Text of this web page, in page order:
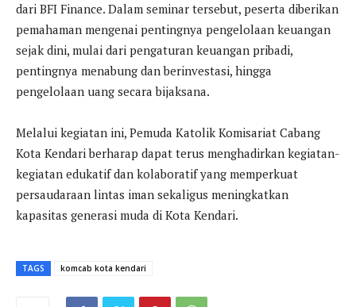
dari BFI Finance. Dalam seminar tersebut, peserta diberikan
pemahaman mengenai pentingnya pengelolaan keuangan
sejak dini, mulai dari pengaturan keuangan pribadi,
pentingnya menabung dan berinvestasi, hingga
pengelolaan uang secara bijaksana.
Melalui kegiatan ini, Pemuda Katolik Komisariat Cabang
Kota Kendari berharap dapat terus menghadirkan kegiatan-
kegiatan edukatif dan kolaboratif yang memperkuat
persaudaraan lintas iman sekaligus meningkatkan
kapasitas generasi muda di Kota Kendari.
TAGS komcab kota kendari